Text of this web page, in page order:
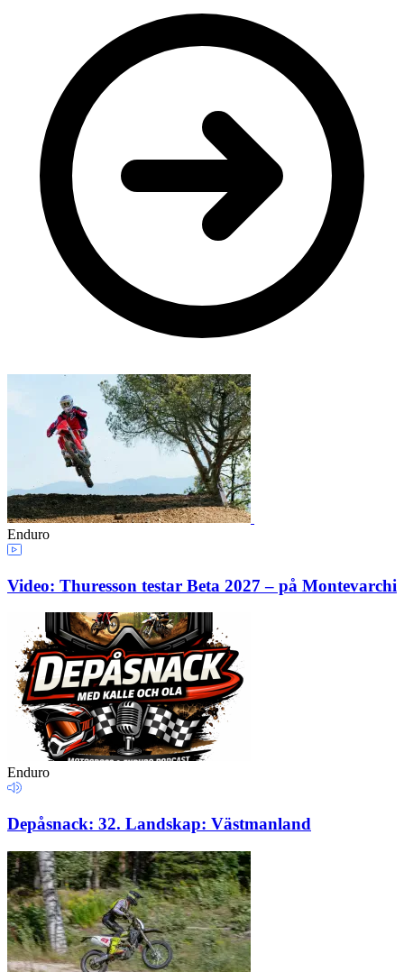
Enduro
Video: Thuresson testar Beta 2027 – på Montevarchi
Enduro
Depåsnack: 32. Landskap: Västmanland